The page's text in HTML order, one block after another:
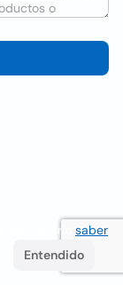
del usuario saber
Entendido